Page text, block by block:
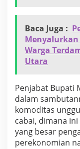
Baca Juga :
Menyalurkan
Warga
Utara
Penjabat Bupati
dalam
komoditas
cabai, dimana
yang besar
perekonomian